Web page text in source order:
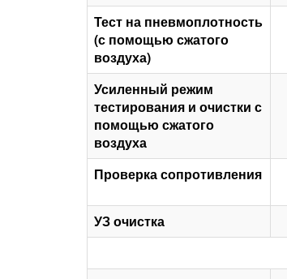
Тест на пневмоплотность
(с помощью сжатого
воздуха)
Усиленный режим
тестирования и очистки с
помощью сжатого
воздуха
Проверка сопротивления
УЗ очистка